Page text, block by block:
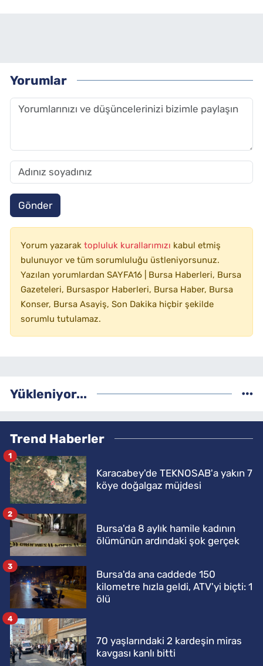
Yorumlar
Gönder
Yorum yazarak topluluk kurallarımızı kabul etmiş
bulunuyor ve tüm sorumluluğu üstleniyorsunuz.
Yazılan yorumlardan SAYFA16 | Bursa Haberleri, Bursa
Gazeteleri, Bursaspor Haberleri, Bursa Haber, Bursa
Konser, Bursa Asayiş, Son Dakika hiçbir şekilde
sorumlu tutulamaz.
Yükleniyor...
Trend Haberler
Karacabey'de TEKNOSAB'a yakın 7
köye doğalgaz müjdesi
1
Bursa'da 8 aylık hamile kadının
ölümünün ardındaki şok gerçek
2
Bursa'da ana caddede 150
kilometre hızla geldi, ATV'yi biçti: 1
ölü
3
70 yaşlarındaki 2 kardeşin miras
kavgası kanlı bitti
4